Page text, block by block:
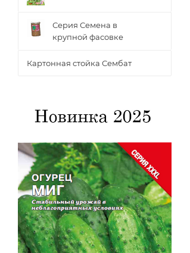
Серия Семена в
крупной фасовке
Картонная стойка Сембат